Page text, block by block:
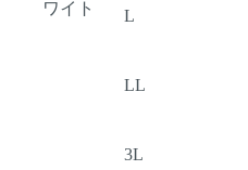
ワイト L
LL
3L